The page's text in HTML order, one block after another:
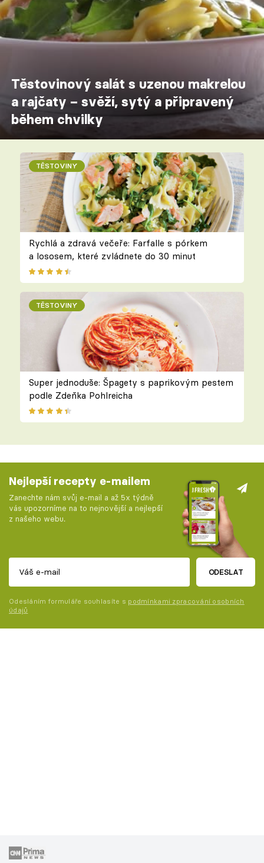
Těstovinový salát s uzenou makrelou
a rajčaty – svěží, sytý a připravený
během chvilky
TĚSTOVINY
Rychlá a zdravá večeře: Farfalle s pórkem
a lososem, které zvládnete do 30 minut
TĚSTOVINY
Super jednoduše: Špagety s paprikovým pestem
podle Zdeňka Pohlreicha
Nejlepší recepty e-mailem
Zanechte nám svůj e-mail a až 5x týdně
vás upozorníme na to nejnovější a nejlepší
z našeho webu.
ODESLAT
Odesláním formuláře souhlasíte s podmínkami zpracování osobních
údajů